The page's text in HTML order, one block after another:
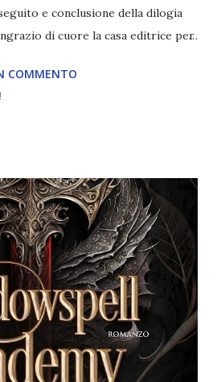
e conclusione della dilogia
di cuore la casa editrice per
ci saranno inevitabilmente degli
la recensione di Divini rivali!
vissuto in prima persona gli
finalmente tornata a casa, ma la
tutt’altro che facile: Roman è
sue notizie da settimane, l’esercito
puntando verso Oath,
e diffidenti nei confronti delle
inferociti. Quando a Iris e Attie v...
COMMENTO